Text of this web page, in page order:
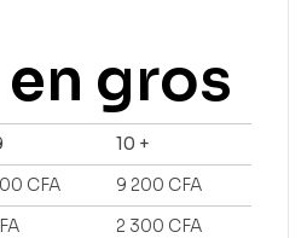
gros
10 +
CFA 9 200 CFA
2 300 CFA